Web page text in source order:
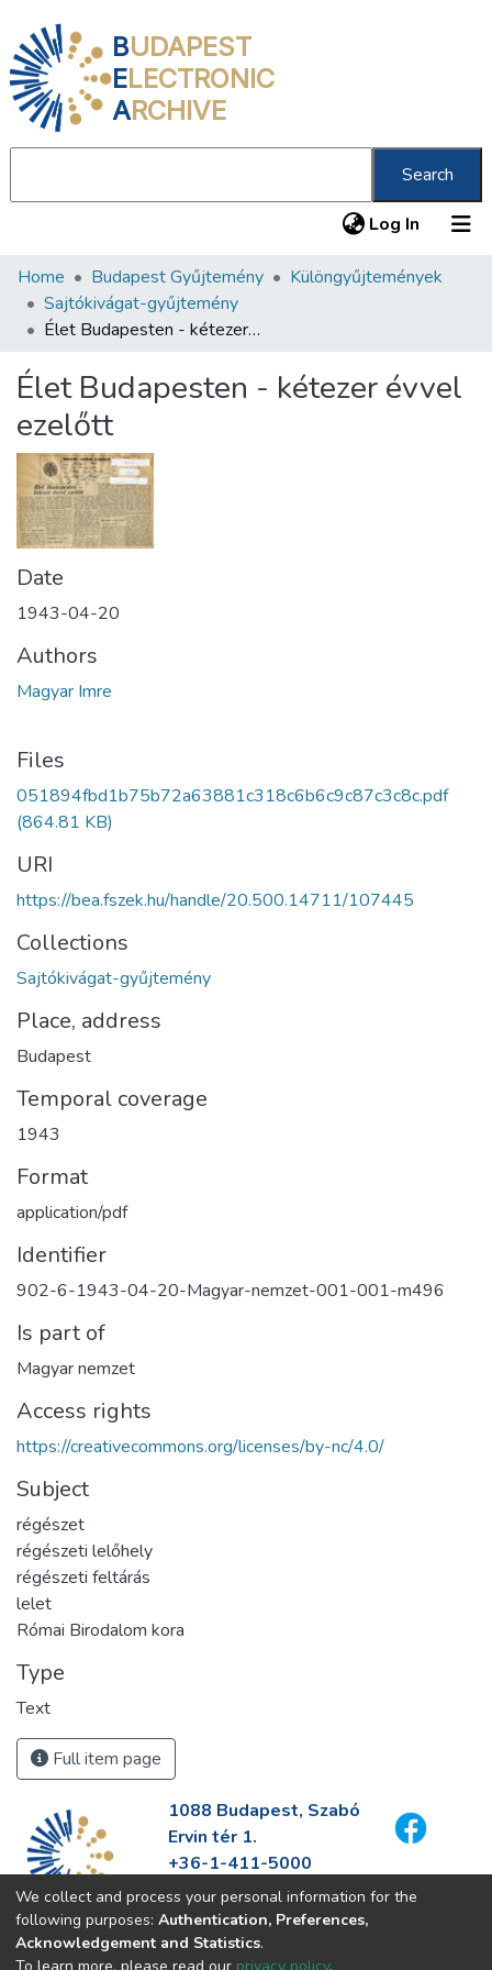
BUDAPEST
ELECTRONIC
ARCHIVE
Search
Log In (current)
Communities & Collections
All of DSpace
Statistics
About us
Home Budapest Gyűjtemény
Különgyűjtemények
Sajtókivágat-gyűjtemény
Élet Budapesten - kétezer évvel ezelőtt
Élet Budapesten - kétezer évvel
ezelőtt
Date
1943-04-20
Authors
Magyar Imre
Files
051894fbd1b75b72a63881c318c6b6c9c87c3c8c.pdf
(864.81 KB)
URI
https://bea.fszek.hu/handle/20.500.14711/107445
Collections
Sajtókivágat-gyűjtemény
Place, address
Budapest
Temporal coverage
1943
Format
application/pdf
Identifier
902-6-1943-04-20-Magyar-nemzet-001-001-m496
Is part of
Magyar nemzet
Access rights
https://creativecommons.org/licenses/by-nc/4.0/
Subject
régészet
régészeti lelőhely
régészeti feltárás
lelet
Római Birodalom kora
Type
Text
Full item page
1088 Budapest, Szabó
Ervin tér 1.
+36-1-411-5000
info@fszek.hu
https://fszek.hu
We collect and process your personal information for the
following purposes: Authentication, Preferences,
Acknowledgement and Statistics.